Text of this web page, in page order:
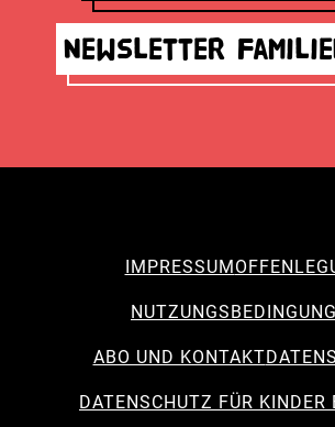
Newsletter
IMPRESSUM
ABO UND KONTAKT
DATENSCHUTZ FÜR KINDER